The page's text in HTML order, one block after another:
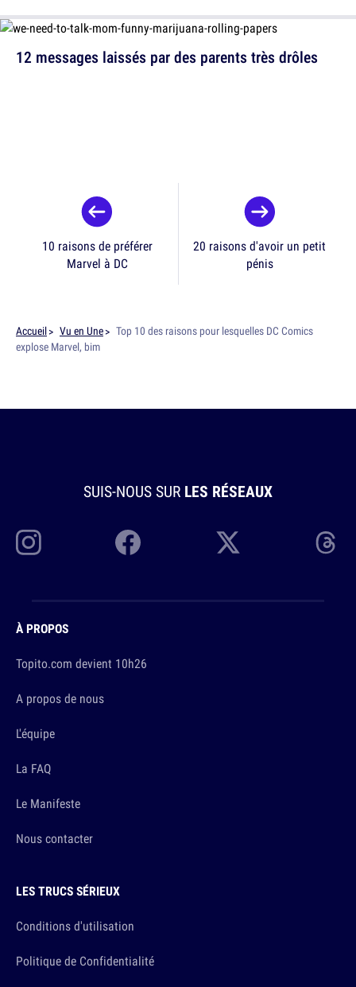
12 messages laissés par des parents très drôles
10 raisons de préférer
Marvel à DC
20 raisons d'avoir un petit
pénis
Accueil Vu en Une
Top 10 des raisons pour lesquelles DC Comics
explose Marvel, bim
SUIS-NOUS SUR LES RÉSEAUX
À PROPOS
Topito.com devient 10h26
A propos de nous
L'équipe
La FAQ
Le Manifeste
Nous contacter
LES TRUCS SÉRIEUX
Conditions d'utilisation
Politique de Confidentialité